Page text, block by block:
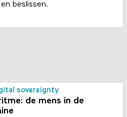
beslissen.
sovereignty
de mens in de